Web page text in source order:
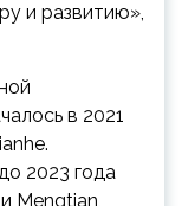
и развитию»,
в 2021
2023 года
Mengtian,